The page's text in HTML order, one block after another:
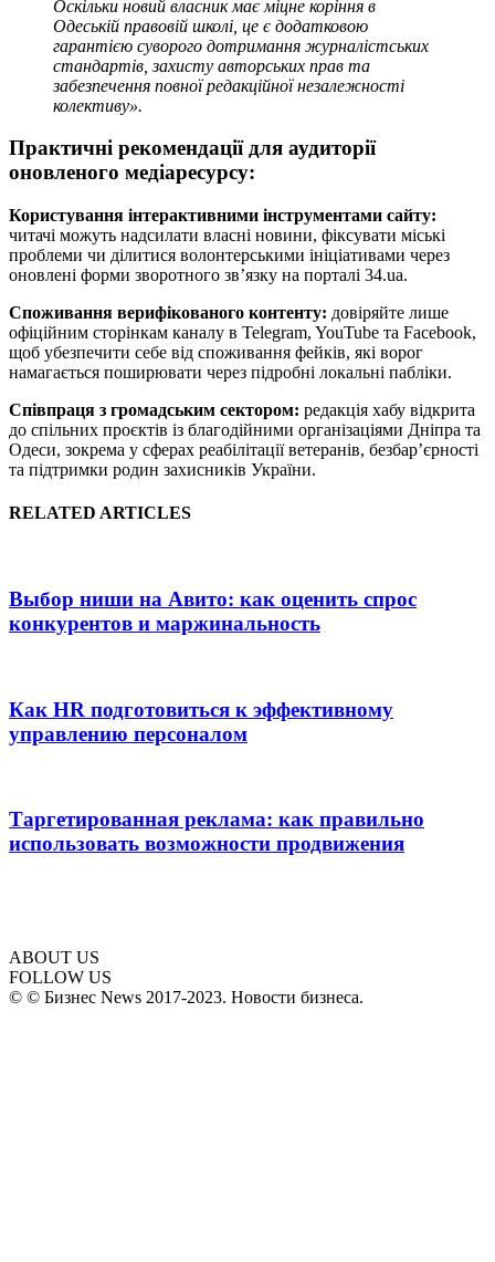
Оскільки новий власник має міцне коріння в
Одеській правовій школі, це є додатковою
гарантією суворого дотримання журналістських
стандартів, захисту авторських прав та
забезпечення повної редакційної незалежності
колективу».
Практичні рекомендації для аудиторії
оновленого медіаресурсу:
Користування інтерактивними інструментами сайту:
читачі можуть надсилати власні новини, фіксувати міські
проблеми чи ділитися волонтерськими ініціативами через
оновлені форми зворотного зв’язку на порталі 34.ua.
Споживання верифікованого контенту: довіряйте лише
офіційним сторінкам каналу в Telegram, YouTube та Facebook,
щоб убезпечити себе від споживання фейків, які ворог
намагається поширювати через підробні локальні пабліки.
Співпраця з громадським сектором: редакція хабу відкрита
до спільних проєктів із благодійними організаціями Дніпра та
Одеси, зокрема у сферах реабілітації ветеранів, безбар’єрності
та підтримки родин захисників України.
RELATED ARTICLES
Выбор ниши на Авито: как оценить спрос
конкурентов и маржинальность
Как HR подготовиться к эффективному
управлению персоналом
Таргетированная реклама: как правильно
использовать возможности продвижения
ABOUT US
FOLLOW US
© © Бизнес News 2017-2023. Новости бизнеса.